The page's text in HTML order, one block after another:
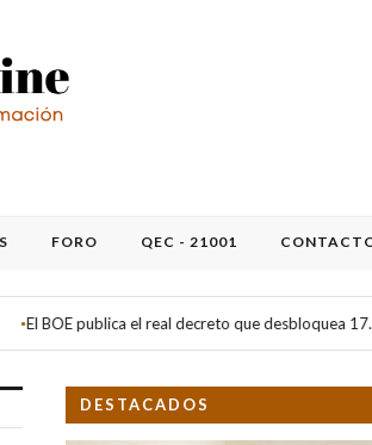
FORO QEC - 21001
real decreto que desbloquea 17.900 millones
DESTACADOS